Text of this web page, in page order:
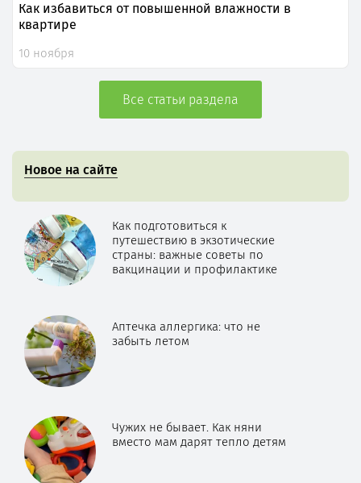
Как избавиться от повышенной влажности в
квартире
10 ноября
Все статьи раздела
Новое на сайте
Как подготовиться к
путешествию в экзотические
страны: важные советы по
вакцинации и профилактике
Аптечка аллергика: что не
забыть летом
Чужих не бывает. Как няни
вместо мам дарят тепло детям